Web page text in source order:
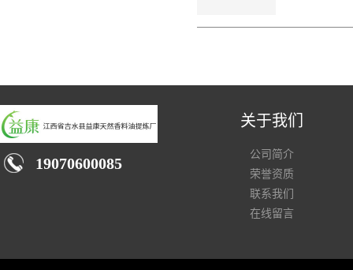
19070600085
关于我们
公司简介
荣誉资质
联系我们
在线留言